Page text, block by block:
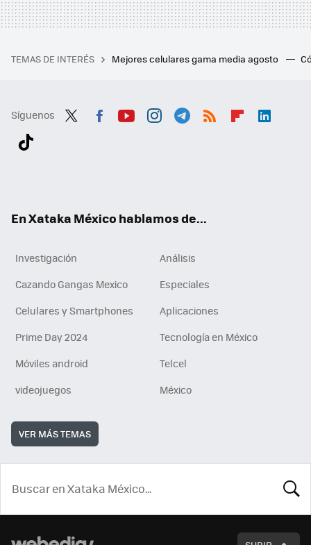
TEMAS DE INTERÉS Mejores celulares gama media agosto
Síguenos
En Xataka México hablamos de...
Investigación
Análisis
Cazando Gangas Mexico
Especiales
Celulares y Smartphones
Aplicaciones
Prime Day 2024
Tecnología en México
Móviles android
Telcel
videojuegos
México
VER MÁS TEMAS